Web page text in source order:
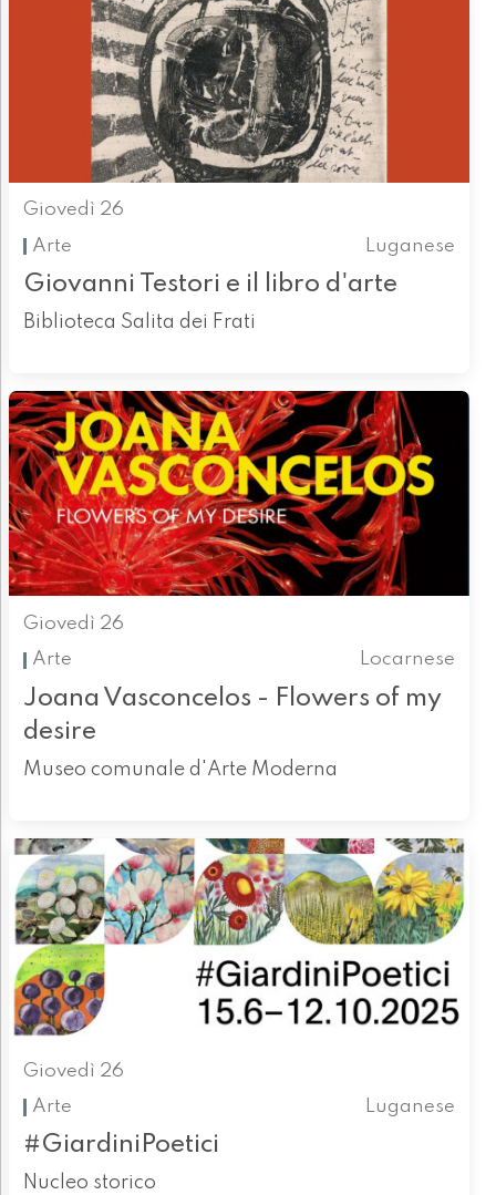
Giovedì 26
Arte
Luganese
Giovanni Testori e il libro d'arte
Biblioteca Salita dei Frati
Giovedì 26
Arte
Locarnese
Joana Vasconcelos - Flowers of my
desire
Museo comunale d'Arte Moderna
Giovedì 26
Arte
Luganese
#GiardiniPoetici
Nucleo storico